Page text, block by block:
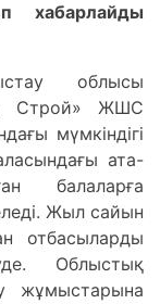
хабарлайды
облысы
Строй» ЖШС
мүмкіндігі
ата-
балаларға
Жыл сайын
отбасыларды
Облыстық
жұмыстарына